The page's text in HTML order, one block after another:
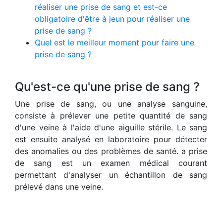
réaliser une prise de sang et est-ce
obligatoire d'être à jeun pour réaliser une
prise de sang ?
Quel est le meilleur moment pour faire une
prise de sang ?
Qu'est-ce qu'une prise de sang ?
Une prise de sang, ou une analyse sanguine,
consiste à prélever une petite quantité de sang
d'une veine à l'aide d'une aiguille stérile. Le sang
est ensuite analysé en laboratoire pour détecter
des anomalies ou des problèmes de santé. a prise
de sang est un examen médical courant
permettant d'analyser un échantillon de sang
prélevé dans une veine.